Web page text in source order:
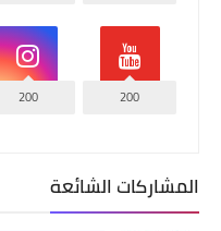
200
200
المشاركات الشائعة